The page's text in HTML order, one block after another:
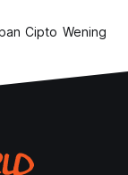
Cipto Wening